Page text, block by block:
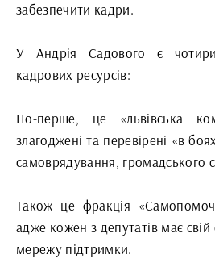
забезпечити кадри.
У Андрія Садового є
кадрових ресурсів:
По-перше, це «львівська
злагоджені та перевірені «в
самоврядування, громадського
Також це фракція
адже кожен з депутатів має свій
мережу підтримки.